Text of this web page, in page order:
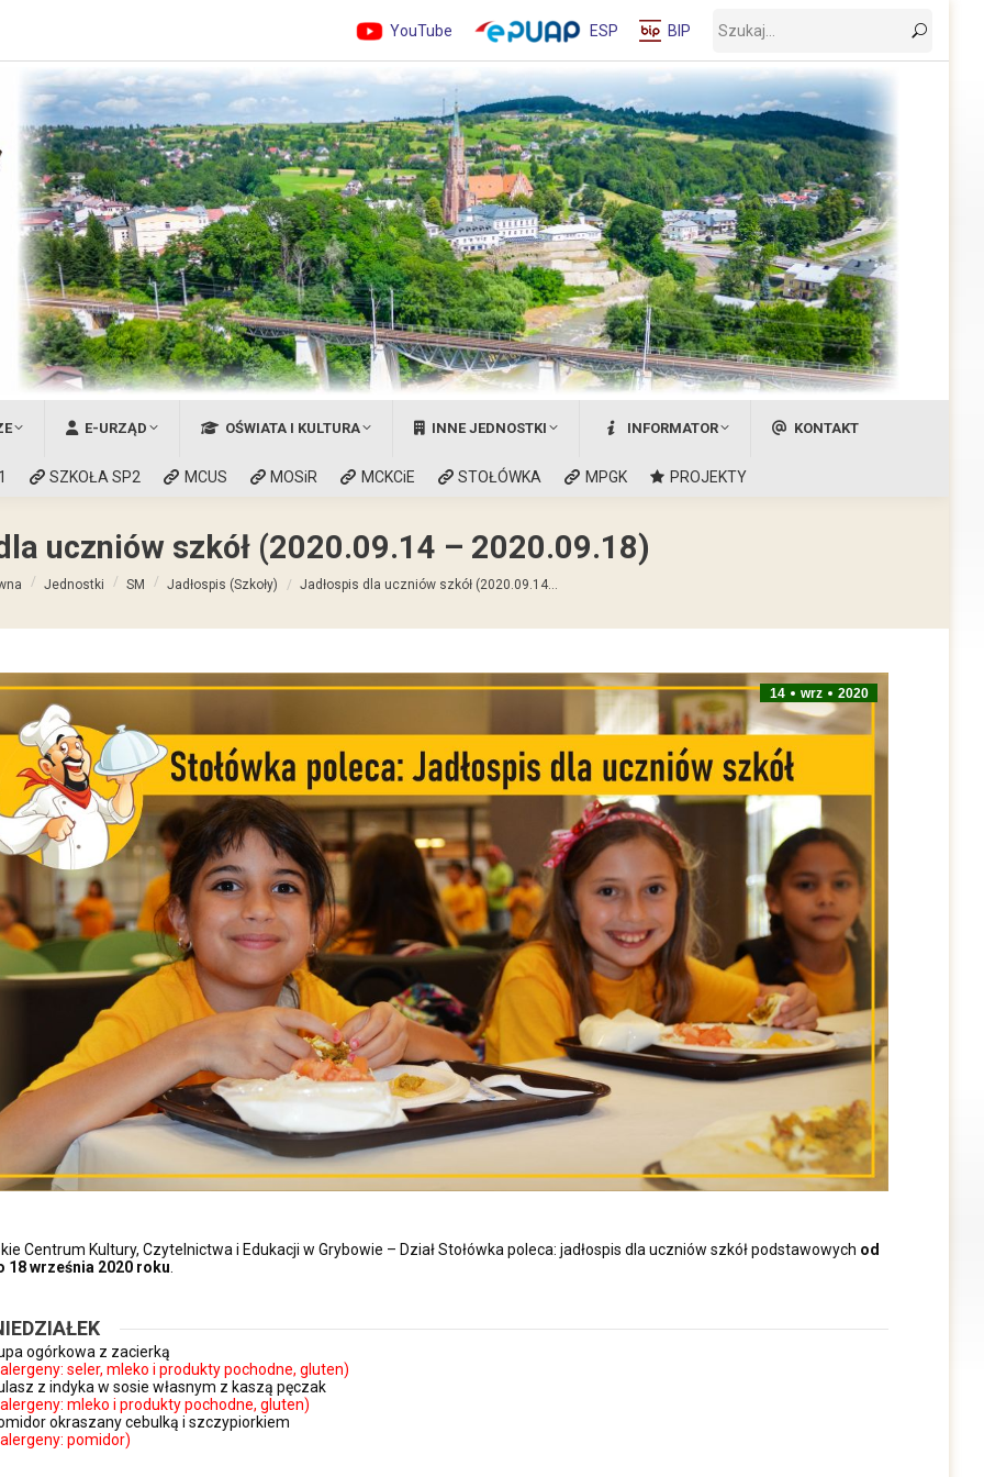
YouTube ESP BIP
E-URZĄD OŚWIATA I KULTURA INNE JEDNOSTKI INFORMATOR KONTAKT
SZKOŁA SP2 MCUS MOSiR MCKCiE STOŁÓWKA MPGK PROJEKTY
uczniów szkół (2020.09.14 – 2020.09.18)
Jednostki SM Jadłospis (Szkoły) Jadłospis dla uczniów szkół (2020.09.14…
wrz
14 2020
Centrum Kultury, Czytelnictwa i Edukacji w Grybowie – Dział Stołówka poleca: jadłospis dla uczniów szkół podstawowych od
18 września 2020 roku.
ogórkowa z zacierką
seler, mleko i produkty pochodne, gluten)
z indyka w sosie własnym z kaszą pęczak
mleko i produkty pochodne, gluten)
okraszany cebulką i szczypiorkiem
pomidor)